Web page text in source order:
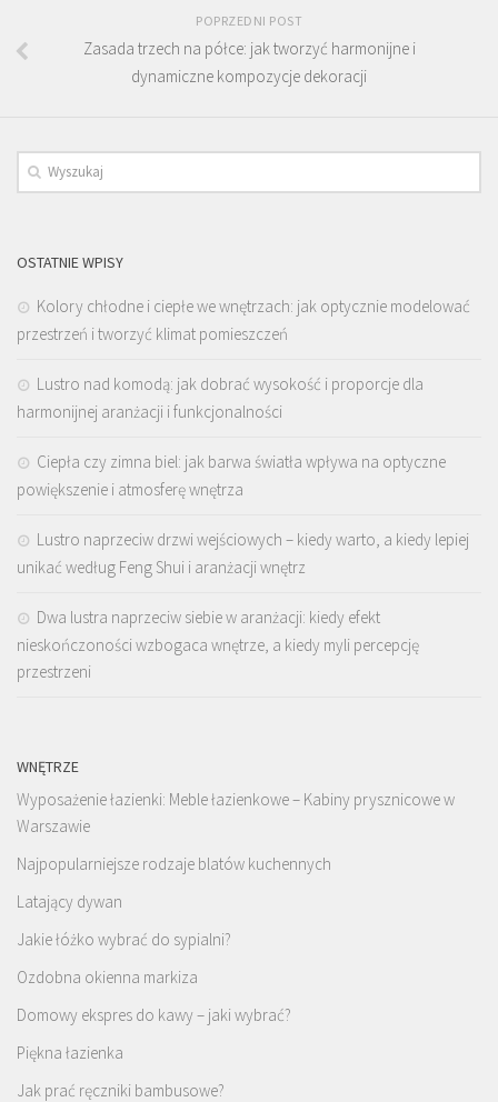
POPRZEDNI POST
Zasada trzech na półce: jak tworzyć harmonijne i
dynamiczne kompozycje dekoracji
OSTATNIE WPISY
Kolory chłodne i ciepłe we wnętrzach: jak optycznie modelować
przestrzeń i tworzyć klimat pomieszczeń
Lustro nad komodą: jak dobrać wysokość i proporcje dla
harmonijnej aranżacji i funkcjonalności
Ciepła czy zimna biel: jak barwa światła wpływa na optyczne
powiększenie i atmosferę wnętrza
Lustro naprzeciw drzwi wejściowych – kiedy warto, a kiedy lepiej
unikać według Feng Shui i aranżacji wnętrz
Dwa lustra naprzeciw siebie w aranżacji: kiedy efekt
nieskończoności wzbogaca wnętrze, a kiedy myli percepcję
przestrzeni
WNĘTRZE
Wyposażenie łazienki: Meble łazienkowe – Kabiny prysznicowe w
Warszawie
Najpopularniejsze rodzaje blatów kuchennych
Latający dywan
Jakie łóżko wybrać do sypialni?
Ozdobna okienna markiza
Domowy ekspres do kawy – jaki wybrać?
Piękna łazienka
Jak prać ręczniki bambusowe?